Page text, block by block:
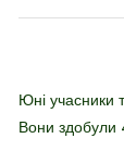
Юні учасники
Вони здобули